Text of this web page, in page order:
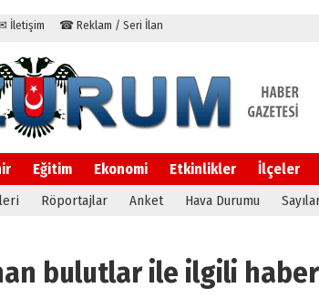
İletişim ☎ Reklam / Seri İlan
Eğitim Ekonomi Etkinlikler İlçeler
Röportajlar Anket Hava Durumu
bulutlar ile ilgili